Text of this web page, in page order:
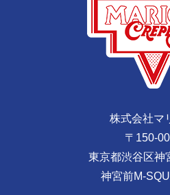
株式会社マ
〒150-
東京都渋谷区神
神宮前M-